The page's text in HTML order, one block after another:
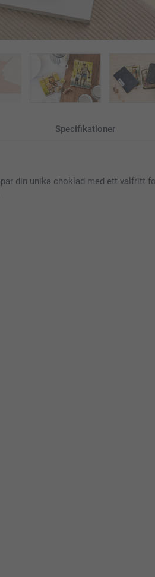
Specifikationer
din unika choklad med ett valfritt